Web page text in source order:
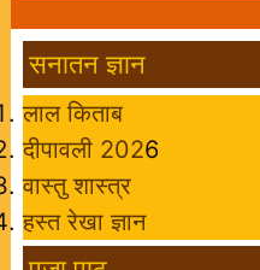
सनातन ज्ञान
लाल किताब
दीपावली 2026
वास्तु शास्त्र
हस्त रेखा ज्ञान